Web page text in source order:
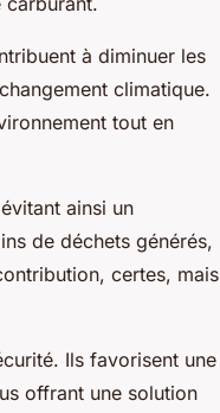
à diminuer les
climatique.
tout en
ainsi un
de déchets générés,
certes, mais
Ils favorisent une
offrant une solution